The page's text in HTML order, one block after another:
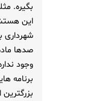
بگیره.
شهرداری
صدها
وجود
برنامه